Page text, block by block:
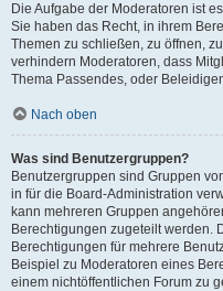
Die Aufgabe der Moderatoren ist
Sie haben das Recht, in ihrem
Themen zu schließen, zu öffnen,
verhindern Moderatoren, dass
Thema Passendes, oder
Nach oben
Was sind Benutzergruppen?
Benutzergruppen sind Gruppen
in für die Board-Administration
kann mehreren Gruppen
Berechtigungen zugeteilt werden.
Berechtigungen für mehrere
Beispiel zu Moderatoren eines
einem nichtöffentlichen Forum zu